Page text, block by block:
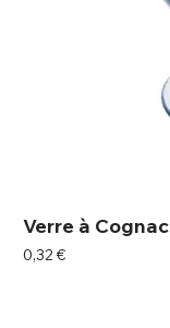
Verre à Cognac
Prix
0,32 €